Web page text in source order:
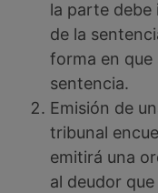
la parte debe
de la
forma en que
sentencia.
Emisión de
tribunal
emitirá una
al deudor